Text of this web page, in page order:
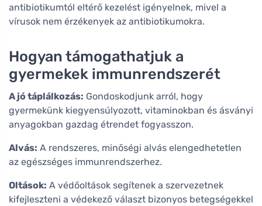
antibiotikumtól eltérő kezelést igényelnek, mivel a
vírusok nem érzékenyek az antibiotikumokra.
Hogyan támogathatjuk a
gyermekek immunrendszerét
A jó táplálkozás: Gondoskodjunk arról, hogy
gyermekünk kiegyensúlyozott, vitaminokban és ásványi
anyagokban gazdag étrendet fogyasszon.
Alvás: A rendszeres, minőségi alvás elengedhetetlen
az egészséges immunrendszerhez.
Oltások: A védőoltások segítenek a szervezetnek
kifejleszteni a védekező választ bizonyos betegségekkel